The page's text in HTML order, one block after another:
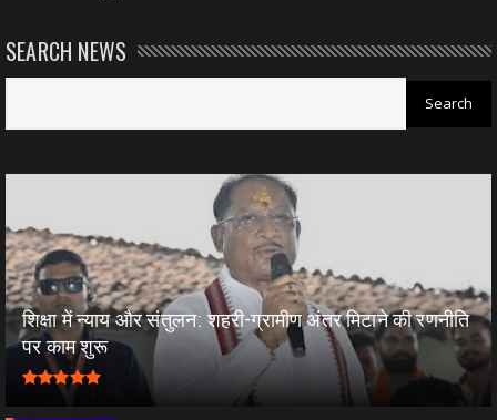
SEARCH NEWS
शिक्षा में न्याय और संतुलन: शहरी-ग्रामीण अंतर मिटाने की रणनीति
पर काम शुरू